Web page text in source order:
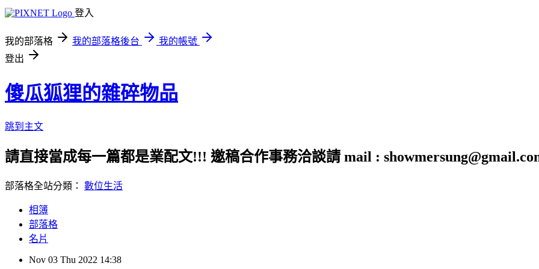
登入
我的部落格 我的部落格後台
我的帳號
登出
傻瓜狐狸的雜碎物品
跳到主文
請直接當成每一篇都是業配文!!! 邀稿合作事務洽談請 mail :
部落格全站分類： 數位生活
相簿
部落格
名片
Nov 03 Thu 2022 14:38